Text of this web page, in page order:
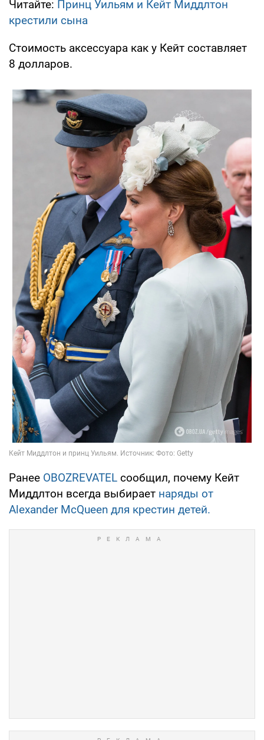
Читайте: Принц Уильям и Кейт Миддлтон
крестили сына
Стоимость аксессуара как у Кейт составляет
8 долларов.
Ранее OBOZREVATEL сообщил, почему Кейт
Миддлтон всегда выбирает наряды от
Alexander McQueen для крестин детей.